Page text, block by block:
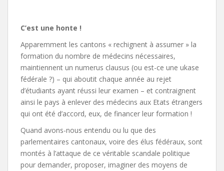
C’est une honte !
Apparemment les cantons « rechignent à assumer » la
formation du nombre de médecins nécessaires,
maintiennent un numerus clausus (ou est-ce une ukase
fédérale ?) – qui aboutit chaque année au rejet
d’étudiants ayant réussi leur examen – et contraignent
ainsi le pays à enlever des médecins aux Etats étrangers
qui ont été d’accord, eux, de financer leur formation !
Quand avons-nous entendu ou lu que des
parlementaires cantonaux, voire des élus fédéraux, sont
montés à l’attaque de ce véritable scandale politique
pour demander, proposer, imaginer des moyens de